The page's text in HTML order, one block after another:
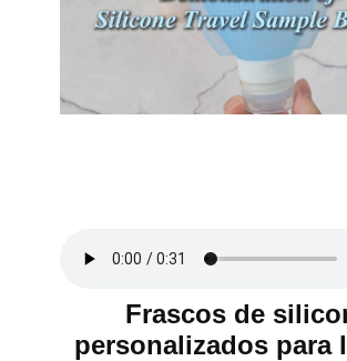
Frascos de
personalizados para